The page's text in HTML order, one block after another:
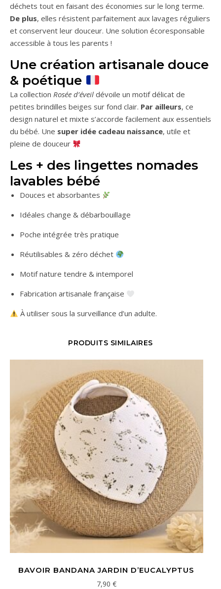
déchets tout en faisant des économies sur le long terme.
De plus, elles résistent parfaitement aux lavages réguliers
et conservent leur douceur. Une solution écoresponsable
accessible à tous les parents !
Une création artisanale douce
& poétique
La collection Rosée d’éveil dévoile un motif délicat de
petites brindilles beiges sur fond clair. Par ailleurs, ce
design naturel et mixte s’accorde facilement aux essentiels
du bébé. Une super idée cadeau naissance, utile et
pleine de douceur
Les + des lingettes nomades
lavables bébé
Douces et absorbantes
Idéales change & débarbouillage
Poche intégrée très pratique
Réutilisables & zéro déchet
Motif nature tendre & intemporel
Fabrication artisanale française
À utiliser sous la surveillance d’un adulte.
PRODUITS SIMILAIRES
BAVOIR BANDANA JARDIN D’EUCALYPTUS
7,90 €